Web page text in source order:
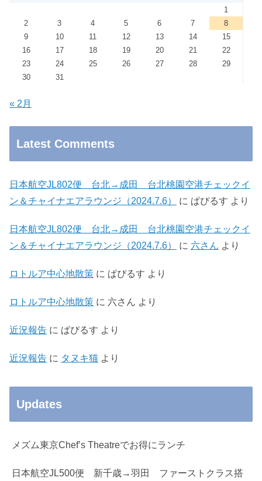
1
2
3 4 5 6 7
8
9
10 11 12 13 14
15
16
17 18 19 20 21
22
23
24 25 26 27 28
29
30
31
« 2月
Latest Comments
日本航空JL802便 台北→成田 台北桃園空港チェックイ
ン＆チャイナエアラウンジ（2024.7.6）
に ぱぴるす より
日本航空JL802便 台北→成田 台北桃園空港チェックイ
ン＆チャイナエアラウンジ（2024.7.6）
に 六さん より
ロトルア中心地散策 に ぱぴるす より
ロトルア中心地散策 に 六さん より
近況報告 に ぱぴるす より
近況報告 に タヌキ猫 より
Updates
メズム東京Chef’s Theatreでお得にランチ
日本航空JL500便 新千歳→羽田 ファーストクラス搭